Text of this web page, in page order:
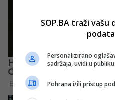
SOP.BA traži
Personalizirano
sadržaja, uvidi u
Pohrana i/ili pristup